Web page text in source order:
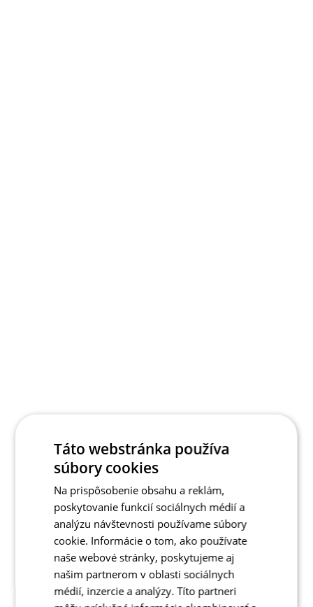
Táto webstránka používa
súbory cookies
Na prispôsobenie obsahu a reklám,
poskytovanie funkcií sociálnych médií a
analýzu návštevnosti používame súbory
cookie. Informácie o tom, ako používate
naše webové stránky, poskytujeme aj
našim partnerom v oblasti sociálnych
médií, inzercie a analýzy. Títo partneri